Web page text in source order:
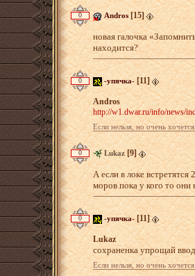
0 Andros [15]
новая галочка
находится?
0 -упячка- [11]
Andros
http://w1.dwar.ru/info/news/
Если нельзя, но очень
0 Lukaz [9]
А если в локе
моров пока у кого то они
0 -упячка- [11]
Lukaz
сохраненка упрощай
Если нельзя, но очень